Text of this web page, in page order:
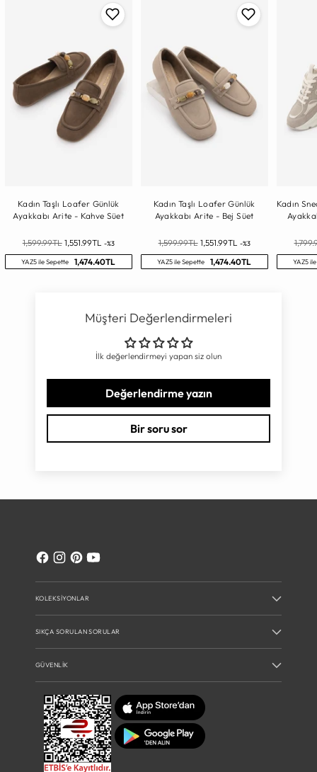
Kadın Taşlı Loafer Günlük
Ayakkabı Arite - Kahve Süet
Normal
Fiyat
1,599.99TL 1,551.99TL -%3
YAZ5 ile Sepette 1,474.40TL
Kadın Taşlı Loafer Günlük
Ayakkabı Arite - Bej Süet
Normal
Fiyat
1,599.99TL 1,551.99TL -%3
YAZ5 ile Sepette 1,474.40TL
Kadın
Fiyat
YAZ5
Müşteri Değerlendirmeleri
İlk değerlendirmeyi yapan siz olun
Değerlendirme yazın
Bir soru sor
KOLEKSIYONLAR
SIKÇA SORULAN SORULAR
GÜVENLIK